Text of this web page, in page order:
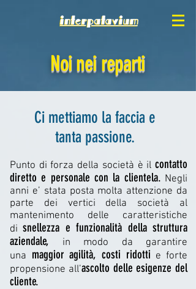
Noi nei reparti
Ci mettiamo la faccia e
tanta passione.
Punto di forza della società è il contatto
diretto e personale con la clientela. Negli
anni e’ stata posta molta attenzione da
parte dei vertici della società al
mantenimento delle caratteristiche
disnellezza e funzionalità della struttura
aziendale, in modo da garantire
una maggior agilità, costi ridotti e forte
propensione all’ascolto delle esigenze del
cliente.